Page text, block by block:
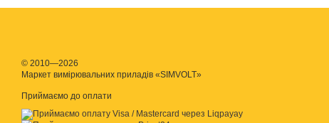
© 2010—2026
Маркет вимірювальних приладів «SIMVOLT»
Приймаємо до оплати